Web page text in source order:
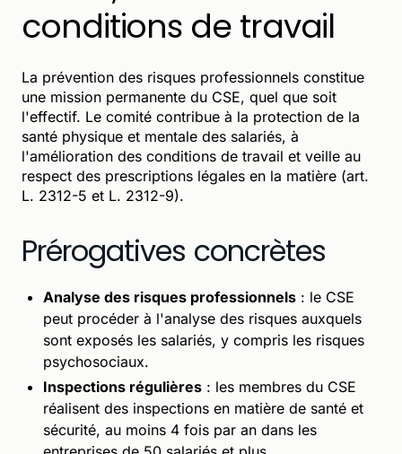
conditions de travail
La prévention des risques professionnels constitue
une mission permanente du CSE, quel que soit
l'effectif. Le comité contribue à la protection de la
santé physique et mentale des salariés, à
l'amélioration des conditions de travail et veille au
respect des prescriptions légales en la matière (art.
L. 2312-5 et L. 2312-9).
Prérogatives concrètes
Analyse des risques professionnels : le CSE
peut procéder à l'analyse des risques auxquels
sont exposés les salariés, y compris les risques
psychosociaux.
Inspections régulières : les membres du CSE
réalisent des inspections en matière de santé et
sécurité, au moins 4 fois par an dans les